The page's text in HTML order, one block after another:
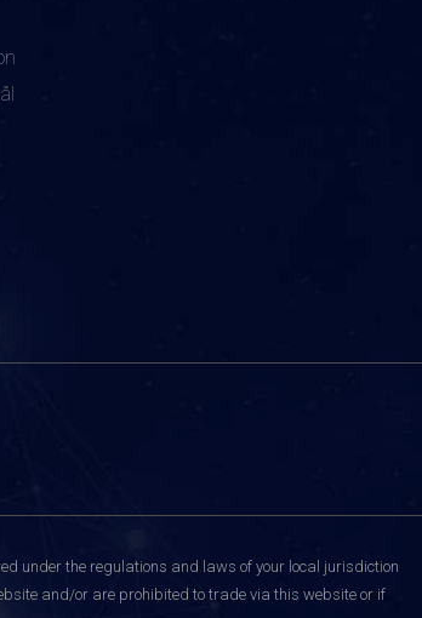
under the regulations and laws of your local jurisdiction
and/or are prohibited to trade via this website or if